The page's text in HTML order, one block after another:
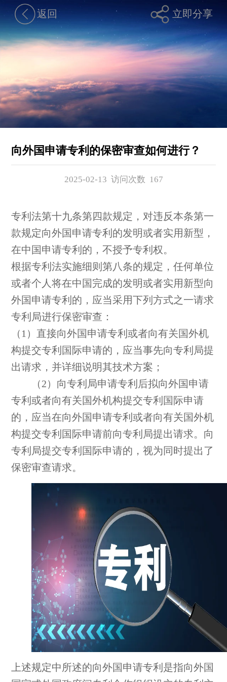
返回 立即分享
向外国申请专利的保密审查如何进行？
2025-02-13 访问次数 167
专利法第十九条第四款规定，对违反本条第一
款规定向外国申请专利的发明或者实用新型，
在中国申请专利的，不授予专利权。
根据专利法实施细则第八条的规定，任何单位
或者个人将在中国完成的发明或者实用新型向
外国申请专利的，应当采用下列方式之一请求
专利局进行保密审查：
（1）直接向外国申请专利或者向有关国外机
构提交专利国际申请的，应当事先向专利局提
出请求，并详细说明其技术方案；
（2）向专利局申请专利后拟向外国申请
专利或者向有关国外机构提交专利国际申请
的，应当在向外国申请专利或者向有关国外机
构提交专利国际申请前向专利局提出请求。向
专利局提交专利国际申请的，视为同时提出了
保密审查请求。
上述规定中所述的向外国申请专利是指向外国